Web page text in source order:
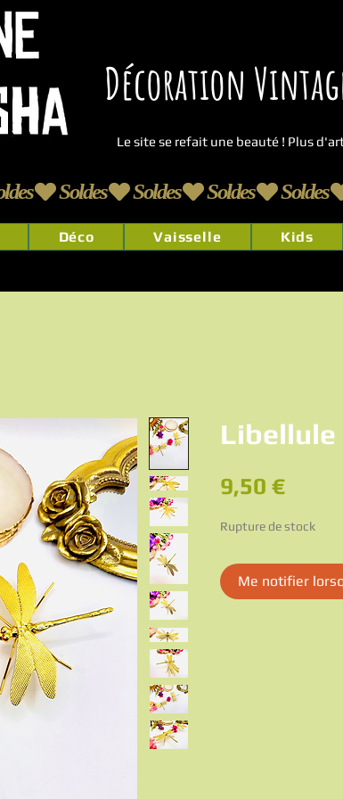
Décoration
Le site se refait une beauté ! Plus
Déco Vaisselle Kids
Libellule
9,50 €Prix
Rupture de stock
Me notifier